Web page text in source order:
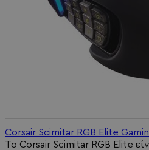
Corsair Scimitar RGB Elite
Το Corsair Scimitar RGB Elite